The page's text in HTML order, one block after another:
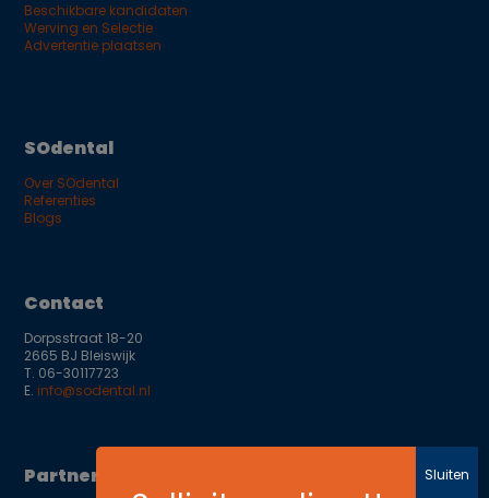
Beschikbare kandidaten
Werving en Selectie
Advertentie plaatsen
SOdental
Over SOdental
Referenties
Blogs
Contact
Dorpsstraat 18-20
2665 BJ Bleiswijk
T. 06-30117723
E. info@sodental.nl
Partner